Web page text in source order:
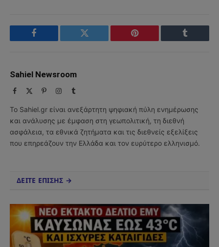
Facebook Twitter Pinterest Tumblr
Sahiel Newsroom
Facebook PinterestInstagram
Tumblr
Το Sahiel.gr είναι ανεξάρτητη ψηφιακή πύλη ενημέρωσης
και ανάλυσης με έμφαση στη γεωπολιτική, τη διεθνή
ασφάλεια, τα εθνικά ζητήματα και τις διεθνείς εξελίξεις
που επηρεάζουν την Ελλάδα και τον ευρύτερο ελληνισμό.
ΔΕΙΤΕ ΕΠΙΣΗΣ →